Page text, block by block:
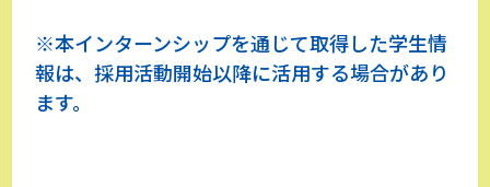
※本インターンシップを通じて取得した学生情
報は、採用活動開始以降に活用する場合があり
ます。